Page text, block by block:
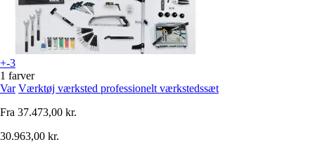
+-3
1 farver
Var Værktøj værksted professionelt værkstedssæt
Fra 37.473,00 kr.
30.963,00 kr.